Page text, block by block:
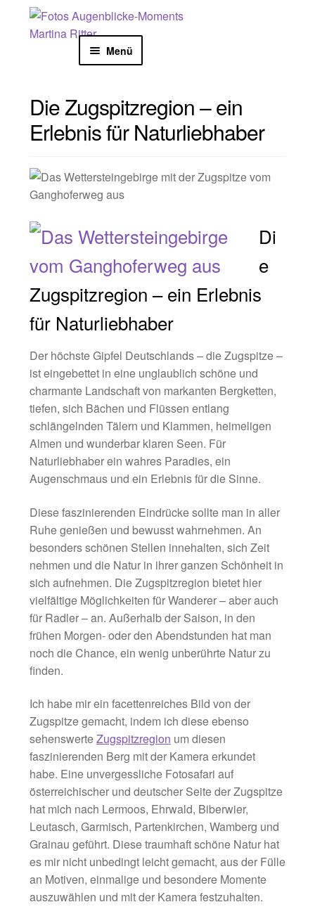
Zur
Navigation
Zum
Inhalt
Menü
KOLLEKTION
KARTEN
SHOOTING
AUSSTELLUNGEN
BLOG
Blog
Die Zugspitzregion – ein
Erlebnis für Naturliebhaber
Di
e
Zugspitzregion – ein Erlebnis
für Naturliebhaber
Der höchste Gipfel Deutschlands – die Zugspitze –
ist eingebettet in eine unglaublich schöne und
charmante Landschaft von markanten Bergketten,
tiefen, sich Bächen und Flüssen entlang
schlängelnden Tälern und Klammen, heimeligen
Almen und wunderbar klaren Seen. Für
Naturliebhaber ein wahres Paradies, ein
Augenschmaus und ein Erlebnis für die Sinne.
Diese faszinierenden Eindrücke sollte man in aller
Ruhe genießen und bewusst wahrnehmen. An
besonders schönen Stellen innehalten, sich Zeit
nehmen und die Natur in ihrer ganzen Schönheit in
sich aufnehmen. Die Zugspitzregion bietet hier
vielfältige Möglichkeiten für Wanderer – aber auch
für Radler – an. Außerhalb der Saison, in den
frühen Morgen- oder den Abendstunden hat man
noch die Chance, ein wenig unberührte Natur zu
finden.
Ich habe mir ein facettenreiches Bild von der
Zugspitze gemacht, indem ich diese ebenso
sehenswerteZugspitzregion um diesen
faszinierenden Berg mit der Kamera erkundet
habe. Eine unvergessliche Fotosafari auf
österreichischer und deutscher Seite der Zugspitze
hat mich nach Lermoos, Ehrwald, Biberwier,
Leutasch, Garmisch, Partenkirchen, Wamberg und
Grainau geführt. Diese traumhaft schöne Natur hat
es mir nicht unbedingt leicht gemacht, aus der Fülle
an Motiven, einmalige und besondere Momente
auszuwählen und mit der Kamera festzuhalten.